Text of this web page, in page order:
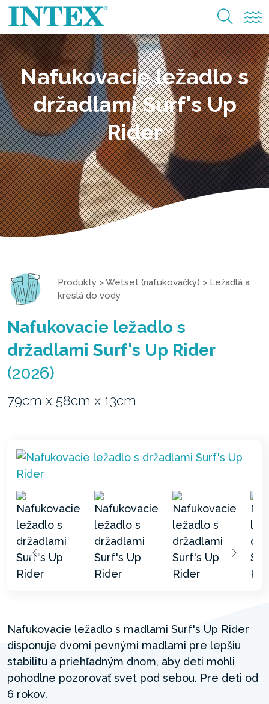
Nafukovacie ležadlo s
držadlami Surf's Up
Rider
Produkty >Wetset (nafukovačky) > Ležadlá a
kreslá do vody
Nafukovacie ležadlo s
držadlami Surf's Up Rider
(2026)
79cm x 58cm x 13cm
Nafukovacie ležadlo s madlami Surf's Up Rider
disponuje dvomi pevnými madlami pre lepšiu
stabilitu a priehľadným dnom, aby deti mohli
pohodlne pozorovať svet pod sebou. Pre deti od
6 rokov.